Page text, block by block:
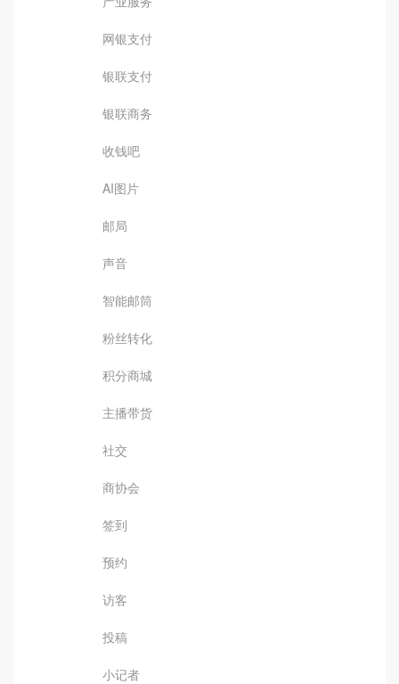
网银支付
银联支付
银联商务
收钱吧
AI图片
邮局
声音
智能邮筒
粉丝转化
积分商城
主播带货
社交
商协会
签到
预约
访客
投稿
小记者